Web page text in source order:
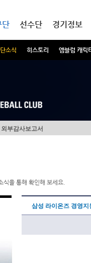
단
소식 히스토리 엠블럼 캐릭
선수단 경기정보
외부감사보고서
을 통해 확인해 보세요.
삼성 라이온즈 경영